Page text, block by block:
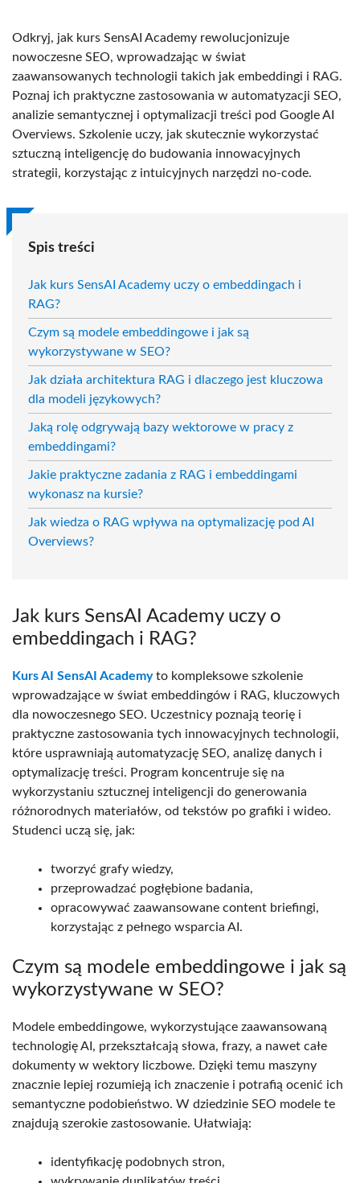
Odkryj, jak kurs SensAI Academy rewolucjonizuje
nowoczesne SEO, wprowadzając w świat
zaawansowanych technologii takich jak embeddingi i RAG.
Poznaj ich praktyczne zastosowania w automatyzacji SEO,
analizie semantycznej i optymalizacji treści pod Google AI
Overviews. Szkolenie uczy, jak skutecznie wykorzystać
sztuczną inteligencję do budowania innowacyjnych
strategii, korzystając z intuicyjnych narzędzi no-code.
Spis treści
Jak kurs SensAI Academy uczy o embeddingach i
RAG?
Czym są modele embeddingowe i jak są
wykorzystywane w SEO?
Jak działa architektura RAG i dlaczego jest kluczowa
dla modeli językowych?
Jaką rolę odgrywają bazy wektorowe w pracy z
embeddingami?
Jakie praktyczne zadania z RAG i embeddingami
wykonasz na kursie?
Jak wiedza o RAG wpływa na optymalizację pod AI
Overviews?
Jak kurs SensAI Academy uczy o
embeddingach i RAG?
Kurs AI SensAI Academyto kompleksowe szkolenie
wprowadzające w świat embeddingów i RAG, kluczowych
dla nowoczesnego SEO. Uczestnicy poznają teorię i
praktyczne zastosowania tych innowacyjnych technologii,
które usprawniają automatyzację SEO, analizę danych i
optymalizację treści. Program koncentruje się na
wykorzystaniu sztucznej inteligencji do generowania
różnorodnych materiałów, od tekstów po grafiki i wideo.
Studenci uczą się, jak:
tworzyć grafy wiedzy,
przeprowadzać pogłębione badania,
opracowywać zaawansowane content briefingi,
korzystając z pełnego wsparcia AI.
Czym są modele embeddingowe i jak są
wykorzystywane w SEO?
Modele embeddingowe, wykorzystujące zaawansowaną
technologię AI, przekształcają słowa, frazy, a nawet całe
dokumenty w wektory liczbowe. Dzięki temu maszyny
znacznie lepiej rozumieją ich znaczenie i potrafią ocenić ich
semantyczne podobieństwo. W dziedzinie SEO modele te
znajdują szerokie zastosowanie. Ułatwiają:
identyfikację podobnych stron,